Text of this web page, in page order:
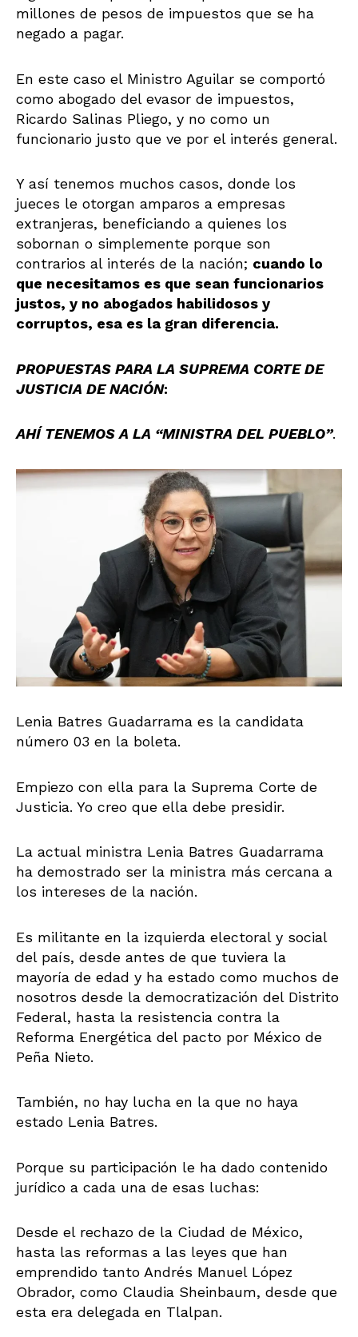
millones de pesos de impuestos que se ha
negado a pagar.
En este caso el Ministro Aguilar se comportó
como abogado del evasor de impuestos,
Ricardo Salinas Pliego, y no como un
funcionario justo que ve por el interés general.
Y así tenemos muchos casos, donde los
jueces le otorgan amparos a empresas
extranjeras, beneficiando a quienes los
sobornan o simplemente porque son
contrarios al interés de la nación; cuando lo
que necesitamos es que sean funcionarios
justos, y no abogados habilidosos y
corruptos, esa es la gran diferencia.
PROPUESTAS PARA LA SUPREMA CORTE DE
JUSTICIA DE NACIÓN:
AHÍ TENEMOS A LA “MINISTRA DEL PUEBLO”.
Lenia Batres Guadarrama es la candidata
número 03 en la boleta.
Empiezo con ella para la Suprema Corte de
Justicia. Yo creo que ella debe presidir.
La actual ministra Lenia Batres Guadarrama
ha demostrado ser la ministra más cercana a
los intereses de la nación.
Es militante en la izquierda electoral y social
del país, desde antes de que tuviera la
mayoría de edad y ha estado como muchos de
nosotros desde la democratización del Distrito
Federal, hasta la resistencia contra la
Reforma Energética del pacto por México de
Peña Nieto.
También, no hay lucha en la que no haya
estado Lenia Batres.
Porque su participación le ha dado contenido
jurídico a cada una de esas luchas:
Desde el rechazo de la Ciudad de México,
hasta las reformas a las leyes que han
emprendido tanto Andrés Manuel López
Obrador, como Claudia Sheinbaum, desde que
esta era delegada en Tlalpan.